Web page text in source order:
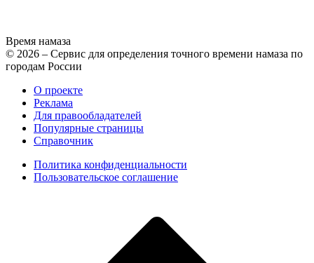
Время намаза
© 2026 – Сервис для определения точного времени намаза по
городам России
О проекте
Реклама
Для правообладателей
Популярные страницы
Справочник
Политика конфиденциальности
Пользовательское соглашение